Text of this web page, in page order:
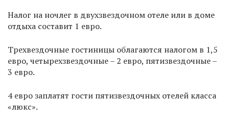
Налог на ночлег в двухзвездочном отеле или в доме
отдыха составит 1 евро.
Трехвездочные гостиницы облагаются налогом в 1,5
евро, четырехзвездочные – 2 евро, пятизвездочные –
3 евро.
4 евро заплатят гости пятизвездочных отелей класса
«люкс».